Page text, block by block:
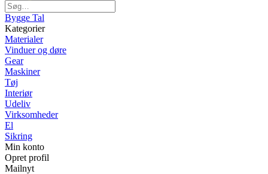
Bygge Tal
Kategorier
Materialer
Vinduer og døre
Gear
Maskiner
Tøj
Interiør
Udeliv
Virksomheder
El
Sikring
Min konto
Opret profil
Mailnyt